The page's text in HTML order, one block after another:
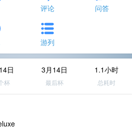
评论 问答
游列
日
杯
3月14日
最后杯
1.1小时
总耗时